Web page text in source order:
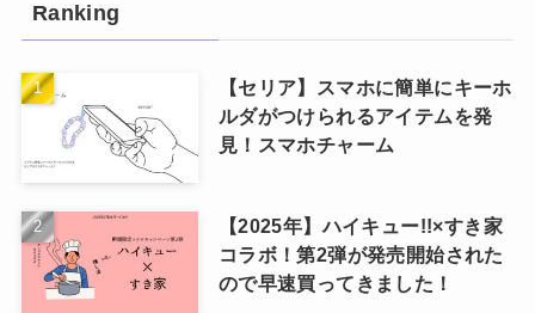
Ranking
【セリア】スマホに簡単にキーホ
ルダがつけられるアイテムを発
見！スマホチャーム
【2025年】ハイキュー!!×すき家
コラボ！第2弾が発売開始された
ので早速買ってきました！